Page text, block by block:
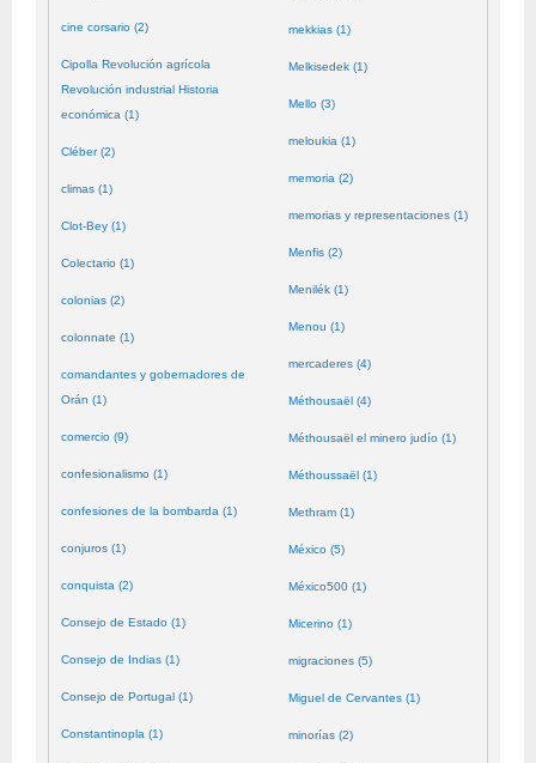
cine corsario (2)
Cipolla Revolución agrícola
Revolución industrial Historia
económica (1)
Cléber (2)
climas (1)
Clot-Bey (1)
Colectario (1)
colonias (2)
colonnate (1)
comandantes y gobernadores de
Orán (1)
comercio (9)
confesionalismo (1)
confesiones de la bombarda (1)
conjuros (1)
conquista (2)
Consejo de Estado (1)
Consejo de Indias (1)
Consejo de Portugal (1)
Constantinopla (1)
mekkias (1)
Melkisedek (1)
Mello (3)
meloukia (1)
memoria (2)
memorias y representaciones (1)
Menfis (2)
Menilék (1)
Menou (1)
mercaderes (4)
Méthousaël (4)
Méthousaël el minero judío (1)
Méthoussaël (1)
Methram (1)
México (5)
México500 (1)
Micerino (1)
migraciones (5)
Miguel de Cervantes (1)
minorías (2)